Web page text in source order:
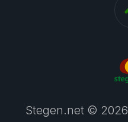
Stegen.net ©